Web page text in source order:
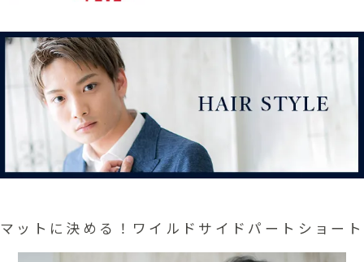
マットに決める！ワイルドサイドパートショート